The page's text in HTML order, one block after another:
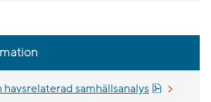
havsrelaterad samhällsanalys
Pdf, 4.4